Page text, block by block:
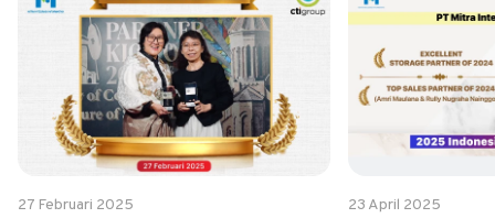
27 Februari 2025 23 April 2025